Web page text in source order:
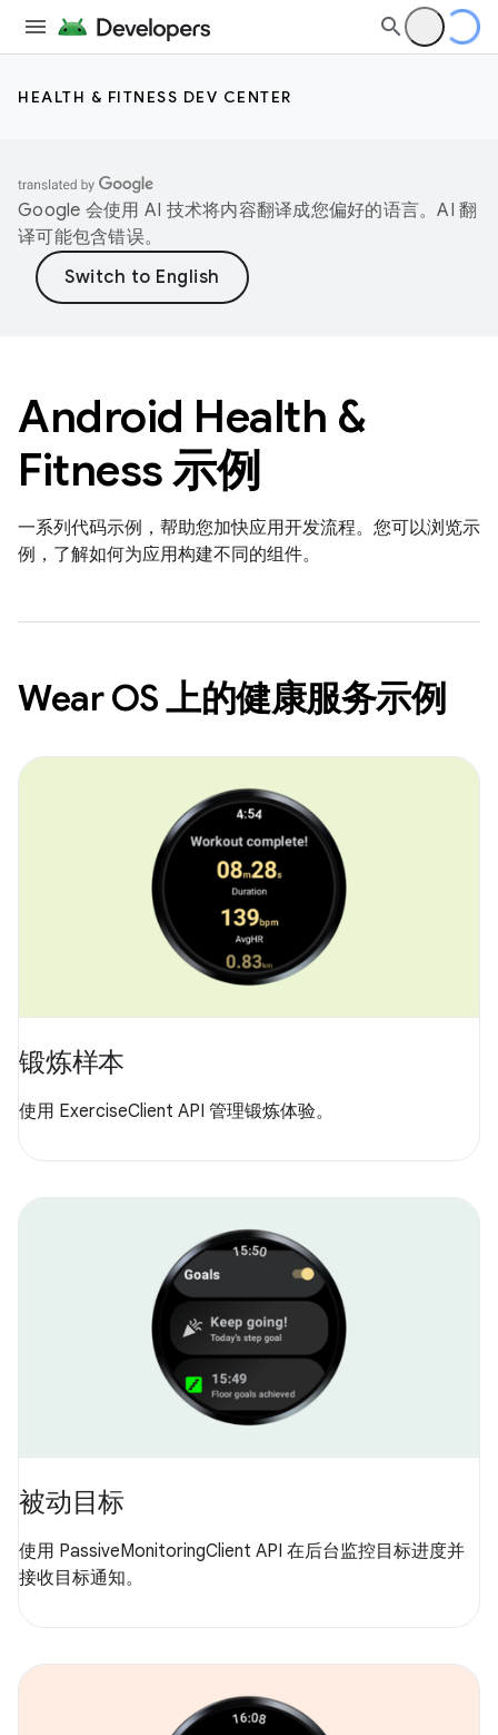
HEALTH & FITNESS DEV CENTER
Google 会使用 AI 技术将内容翻译成您偏好的语言。AI 翻
译可能包含错误。
Android Health &
Fitness 示例
一系列代码示例，帮助您加快应用开发流程。您可以浏览示
例，了解如何为应用构建不同的组件。
Wear OS 上的健康服务示例
锻炼样本
使用 ExerciseClient API 管理锻炼体验。
被动目标
使用 PassiveMonitoringClient API 在后台监控目标进度并
接收目标通知。